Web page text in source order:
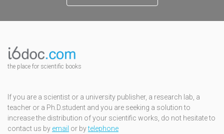
the place for scientific books
If you are a scientist or a university publisher, a research lab, a
teacher or a Ph.D.student and you are seeking a solution to
increase the distribution of your scientific works, do not hesitate to
contact us by email or bytelephone